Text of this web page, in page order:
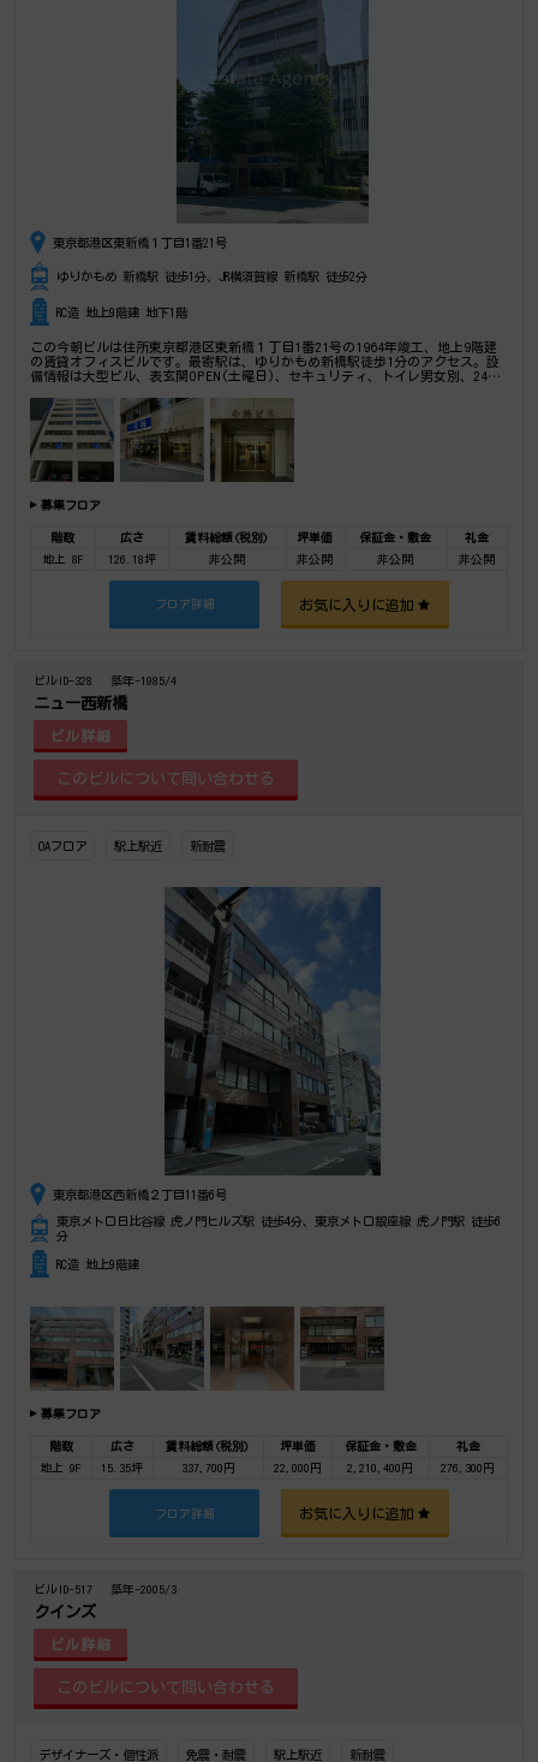
東京都港区東新橋１丁目1番21号
ゆりかもめ 新橋駅 徒歩1分、JR横須賀線 新橋駅 徒歩2分
RC造 地上9階建 地下1階
この今朝ビルは住所東京都港区東新橋１丁目1番21号の1964年竣工、地上9階建
の賃貸オフィスビルです。最寄駅は、ゆりかもめ新橋駅徒歩1分のアクセス。設
備情報は大型ビル、表玄関OPEN(土曜日)、セキュリティ、トイレ男女別、24時
キュリティ、1フロア1テナント。是非一度ご内覧下さいませ！ その他、事務
所、オフィス移転、不動産の事なら何でもお気軽にご相談下さい。
募集フロア
階数 広さ 賃料総額(税別) 坪単価 保証金・敷金
礼金
地上 8F
126.18坪 非公開 非公開 非公開 非公開
フロア詳細 お気に入りに追加
ビルID-328 築年-1985/4
ニュー西新橋
ビル詳細
OAフロア 駅上駅近 新耐震
東京都港区西新橋２丁目11番6号
東京メトロ日比谷線 虎ノ門ヒルズ駅 徒歩4分、東京メトロ銀座線 虎ノ門駅 徒歩6
分
RC造 地上9階建
募集フロア
階数 広さ 賃料総額(税別) 坪単価 保証金・敷金
礼金
地上 9F
15.35坪 337,700円 22,000円 2,210,400円 276,300円
フロア詳細 お気に入りに追加
ビルID-517 築年-2005/3
クインズ
ビル詳細
デザイナーズ・個性派 免震・耐震 駅上駅近 新耐震